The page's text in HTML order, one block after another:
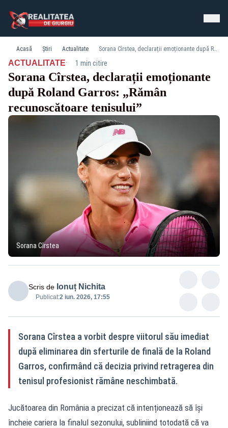
Acasă Știri Actualitate Sorana Cîrstea, declarații emoționante după Roland Garros: „Rămân recunoscătoare tenisului”
ACTUALITATE· 1 min citire
Sorana Cîrstea, declarații emoționante
după Roland Garros: „Rămân
recunoscătoare tenisului”
Sorana Cîrstea
Scris de Ionuț Nichita
Publicat:2 iun. 2026, 17:55
Sorana Cîrstea a vorbit despre viitorul său imediat
după eliminarea din sferturile de finală de la Roland
Garros, confirmând că decizia privind retragerea din
tenisul profesionist rămâne neschimbată.
Jucătoarea din România a precizat că intenționează să își
încheie cariera la finalul sezonului, subliniind totodată că va